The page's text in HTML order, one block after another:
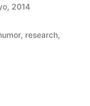
2014
, research,